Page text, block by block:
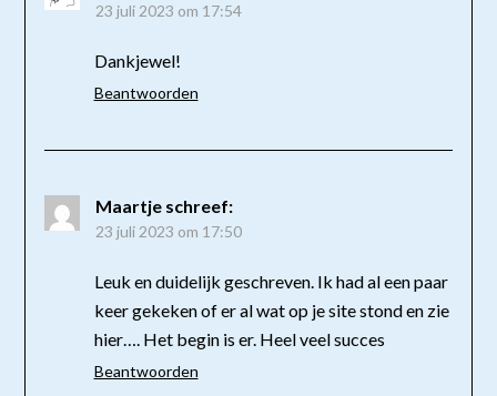
23 juli 2023 om 17:54
Dankjewel!
Beantwoorden
Maartje schreef:
23 juli 2023 om 17:50
Leuk en duidelijk geschreven. Ik had al een paar
keer gekeken of er al wat op je site stond en zie
hier…. Het begin is er. Heel veel succes
Beantwoorden